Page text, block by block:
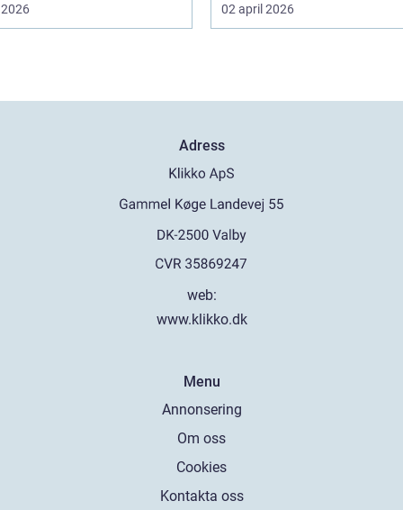
02 april 2026
Adress
web:
www.klikko.dk
Menu
Annonsering
Om oss
Cookies
Kontakta oss